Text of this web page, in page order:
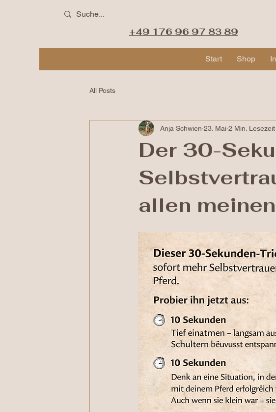
Start Shop
+49 176 96 97 83 89
All Posts
Der 30-
allen
Anja Schwien 23. Mai 2 Min. Lesezeit